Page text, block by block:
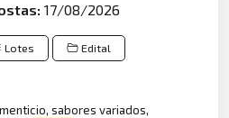
17/08/2026
Lotes Edital
sabores variados,